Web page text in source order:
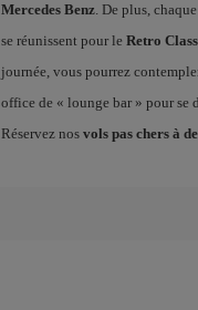
Mercedes Benz. De plus,
se réunissent pour le Retro
journée, vous pourrez
office de « lounge bar » pour se
Réservez nos vols pas chers à